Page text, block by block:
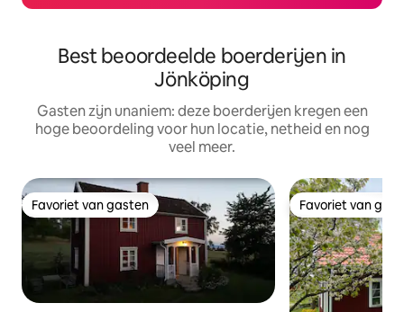
Best beoordeelde boerderijen in
Jönköping
Gasten zijn unaniem: deze boerderijen kregen een
hoge beoordeling voor hun locatie, netheid en nog
veel meer.
Favoriet van gasten
Favoriet van gasten Favoriet van
Favoriet van